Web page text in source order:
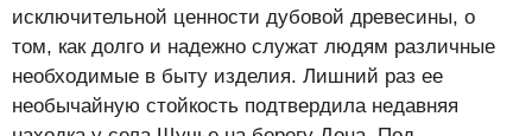
исключительной ценности дубовой древесины, о
том, как долго и надежно служат людям различные
необходимые в быту изделия. Лишний раз ее
необычайную стойкость подтвердила недавняя